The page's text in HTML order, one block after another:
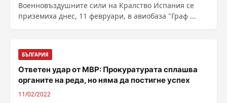
Военновъздушните сили на Кралство Испания се
приземиха днес, 11 февруари, в авиобаза "Граф ...
БЪЛГАРИЯ
Ответен удар от МВР: Прокуратурата сплашва
органите на реда, но няма да постигне успех
11/02/2022